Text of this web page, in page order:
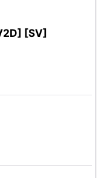
[SV]